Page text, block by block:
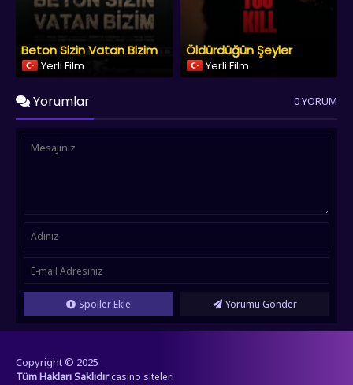
Beton Sizin Vatan Bizim
Yerli Film
Öldürdüğün Şeyler
Yerli Film
Yorumlar 0 YORUM
Spoiler Ekle Yorumu Gönder
Copyright © 2025
Tüm Hakları Saklıdır casino siteleri